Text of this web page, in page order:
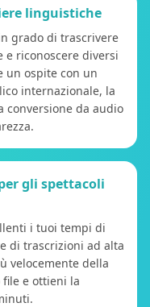
linguistiche
grado di trascrivere
e riconoscere diversi
un ospite con un
internazionale, la
conversione da audio
gli spettacoli
i tuoi tempi di
di trascrizioni ad alta
velocemente della
e ottieni la